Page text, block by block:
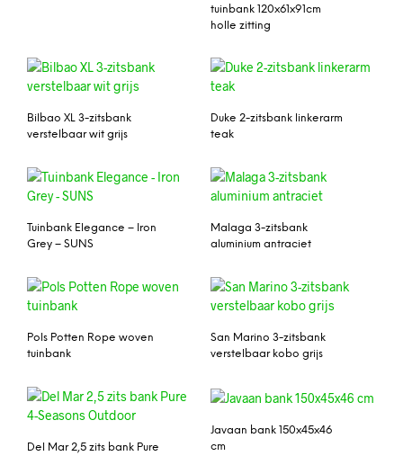
tuinbank 120x61x91cm
holle zitting
Bilbao XL 3-zitsbank
verstelbaar wit grijs
Duke 2-zitsbank linkerarm
teak
Tuinbank Elegance – Iron
Grey – SUNS
Malaga 3-zitsbank
aluminium antraciet
Pols Potten Rope woven
tuinbank
San Marino 3-zitsbank
verstelbaar kobo grijs
Del Mar 2,5 zits bank Pure
Javaan bank 150x45x46
cm